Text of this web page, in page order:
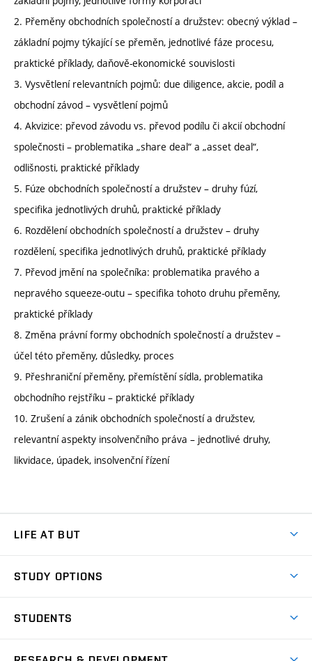
2. Přeměny obchodních společností a družstev: obecný výklad –
základní pojmy týkající se přeměn, jednotlivé fáze procesu,
praktické příklady, daňově-ekonomické souvislosti
3. Vysvětlení relevantních pojmů: due diligence, akcie, podíl a
obchodní závod – vysvětlení pojmů
4. Akvizice: převod závodu vs. převod podílu či akcií obchodní
společnosti – problematika „share deal“ a „asset deal“,
odlišnosti, praktické příklady
5. Fúze obchodních společností a družstev – druhy fúzí,
specifika jednotlivých druhů, praktické příklady
6. Rozdělení obchodních společností a družstev – druhy
rozdělení, specifika jednotlivých druhů, praktické příklady
7. Převod jmění na společníka: problematika pravého a
nepravého squeeze-outu – specifika tohoto druhu přeměny,
praktické příklady
8. Změna právní formy obchodních společností a družstev –
účel této přeměny, důsledky, proces
9. Přeshraniční přeměny, přemístění sídla, problematika
obchodního rejstříku – praktické příklady
10. Zrušení a zánik obchodních společností a družstev,
relevantní aspekty insolvenčního práva – jednotlivé druhy,
likvidace, úpadek, insolvenční řízení
LIFE AT BUT
Dormitories
STUDY OPTIONS
Degree studies in English
STUDENTS